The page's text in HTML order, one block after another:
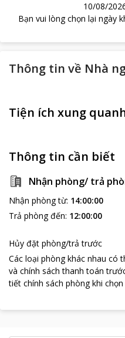
10/08/
Bạn vui lòng chọn lại ngày
Thông tin về Nhà
Tiện ích xung
Thông tin cần biết
Nhận phòng/ trả
Nhận phòng từ: 14:00:00
Trả phòng đến: 12:00:00
Hủy đặt phòng/trả trước
Các loại phòng khác nhau có
và chính sách thanh toán
tiết chính sách phòng khi